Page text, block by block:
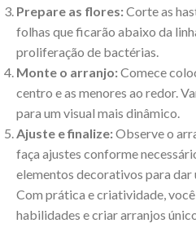
Prepare as flores:Corte as
folhas que ficarão abaixo da
proliferação de bactérias.
Monte o arranjo:Comece
centro e as menores ao redor.
para um visual mais dinâmico.
Ajuste e finalize:Observe o
faça ajustes conforme
elementos decorativos para dar
Com prática e criatividade,
habilidades e criar arranjos